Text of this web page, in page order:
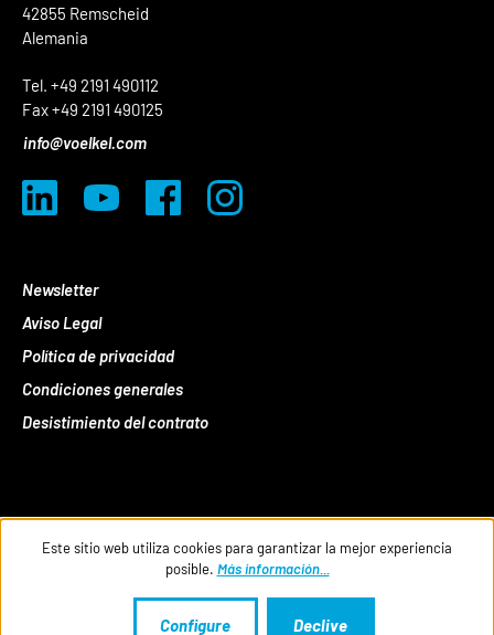
42855 Remscheid
Alemania
Tel. +49 2191 490112
Fax +49 2191 490125
info@voelkel.com
Newsletter
Aviso Legal
Política de privacidad
Condiciones generales
Desistimiento del contrato
Este sitio web utiliza cookies para garantizar la mejor experiencia
posible. Más información...
Declive
Configure